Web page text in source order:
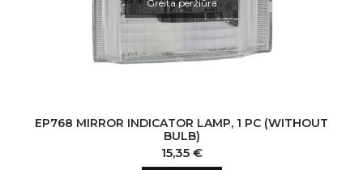
Greita peržiūra
EP768 MIRROR INDICATOR LAMP, 1 PC (WITHOUT
BULB)
Kaina
15,35 €